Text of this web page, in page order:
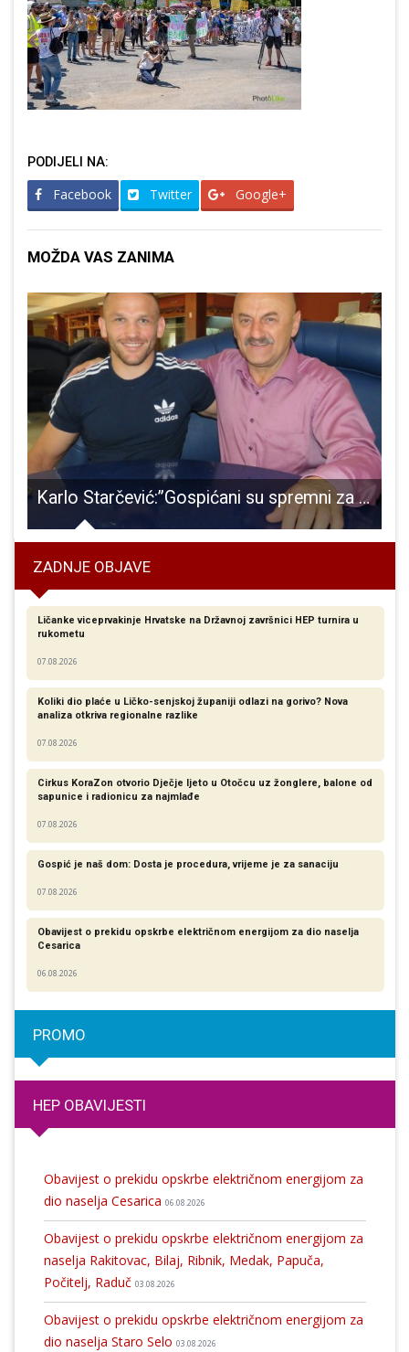
PODIJELI NA:
Facebook Twitter Google+
MOŽDA VAS ZANIMA
Karlo Starčević:”Gospićani su spremni za promjene”!
ZADNJE OBJAVE
Ličanke viceprvakinje Hrvatske na Državnoj završnici HEP turnira u
rukometu
07.08.2026
Koliki dio plaće u Ličko-senjskoj županiji odlazi na gorivo? Nova
analiza otkriva regionalne razlike​
07.08.2026
Cirkus KoraZon otvorio Dječje ljeto u Otočcu uz žonglere, balone od
sapunice i radionicu za najmlađe
07.08.2026
Gospić je naš dom: Dosta je procedura, vrijeme je za sanaciju
07.08.2026
Obavijest o prekidu opskrbe električnom energijom za dio naselja
Cesarica
06.08.2026
PROMO
HEP OBAVIJESTI
Obavijest o prekidu opskrbe električnom energijom za
dio naselja Cesarica 06.08.2026
Obavijest o prekidu opskrbe električnom energijom za
naselja Rakitovac, Bilaj, Ribnik, Medak, Papuča,
Počitelj, Raduč 03.08.2026
Obavijest o prekidu opskrbe električnom energijom za
dio naselja Staro Selo 03.08.2026